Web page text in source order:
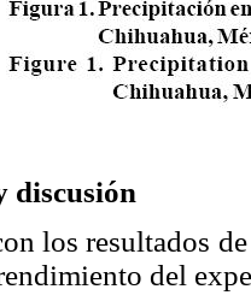
discusión
los resultados
del